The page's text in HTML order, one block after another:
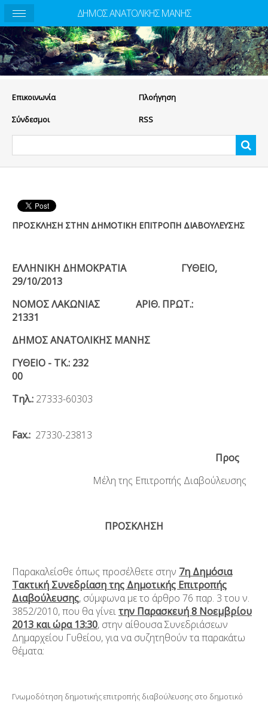
Eπικοινωνία Πλοήγηση
Σύνδεσμοι RSS
ΠΡΟΣΚΛΗΣΗ ΣΤΗΝ ΔΗΜΟΤΙΚΗ ΕΠΙΤΡΟΠΗ ΔΙΑΒΟΥΛΕΥΣΗΣ
ΕΛΛΗΝΙΚΗ ΔΗΜΟΚΡΑΤΙΑ ΓΥΘΕΙΟ,
29/10/2013
ΝΟΜΟΣ ΛΑΚΩΝΙΑΣ ΑΡΙΘ. ΠΡΩΤ.:
21331
ΔΗΜΟΣ ΑΝΑΤΟΛΙΚΗΣ ΜΑΝΗΣ
ΓΥΘΕΙΟ - ΤΚ.: 232
00
Τηλ.: 27333-60303
Fax.: 27330-23813
Προς
Μέλη της Επιτροπής Διαβούλευσης
ΠΡΟΣΚΛΗΣΗ
Παρακαλείσθε όπως προσέλθετε στην 7η Δημόσια
Τακτική Συνεδρίαση της Δημοτικής Επιτροπής
Διαβούλευσης, σύμφωνα με το άρθρο 76 παρ. 3 του ν.
3852/2010, που θα γίνειτην Παρασκευή 8 Νοεμβρίου
2013 και ώρα 13:30, στην αίθουσα Συνεδριάσεων
Δημαρχείου Γυθείου, για να συζητηθούν τα παρακάτω
θέματα:
Γνωμοδότηση δημοτικής επιτροπής διαβούλευσης στο δημοτικό
ΔΗΜΟΣ ΑΝΑΤΟΛΙΚΗΣ ΜΑΝΗΣ